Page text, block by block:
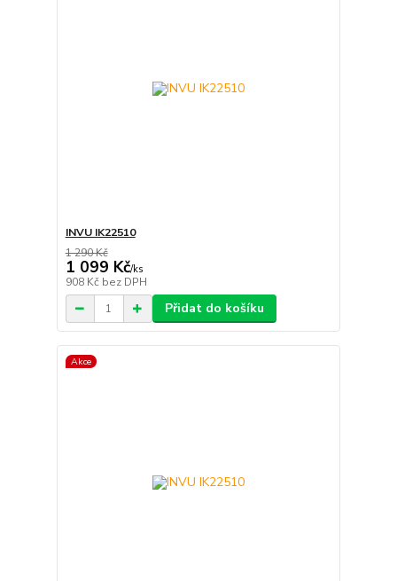
INVU IK22510
1 290 Kč
1 099 Kč/ks
908 Kč bez DPH
Přidat do košíku
Akce